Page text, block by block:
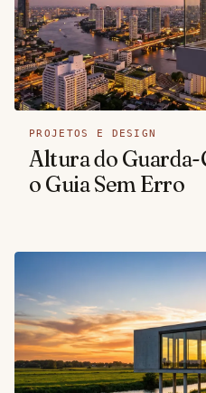
PROJETOS E DESIGN
Altura do Guarda-
o Guia Sem Erro